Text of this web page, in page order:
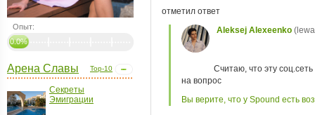
рассылку
Опыт:
0.0%
Top-10
Арена Славы
Секреты
Эмиграции